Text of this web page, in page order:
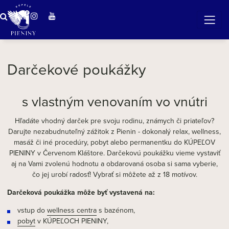
Zázračná voda v Pieninách
Darčekové poukážky
s vlastným venovaním vo vnútri
Hľadáte vhodný darček pre svoju rodinu, známych či priateľov?
Darujte nezabudnuteľný zážitok z Pienin - dokonalý relax, wellness,
masáž či iné procedúry, pobyt alebo permanentku do KÚPEĽOV
PIENINY v Červenom Kláštore. Darčekovú poukážku vieme vystaviť
aj na Vami zvolenú hodnotu a obdarovaná osoba si sama vyberie,
čo jej urobí radosť! Vybrať si môžete až z 18 motívov.
Darčeková poukážka môže byť vystavená na:
vstup do wellness centra s bazénom,
pobyt v KÚPEĽOCH PIENINY,